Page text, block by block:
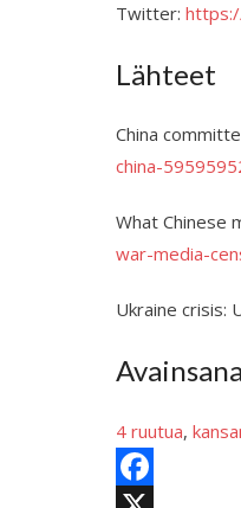
Twitter:
Lähteet
China
china-
What Chinese
war-media-
Ukraine crisis:
4 ruutua,